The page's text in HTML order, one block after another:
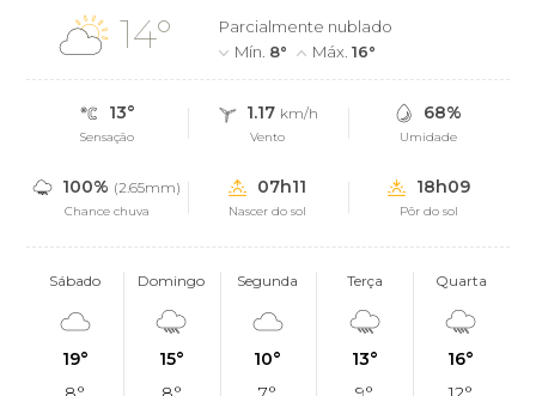
14°
Parcialmente nublado
Mín. 8° Máx.16°
13°
Sensação
1.17 km/h
Vento
68%
Umidade
100% (2.65mm)
Chance chuva
07h11
Nascer do sol
18h09
Pôr do sol
Sábado
19°
Domingo
15°
Segunda
10°
Terça
13°
Quarta
16°